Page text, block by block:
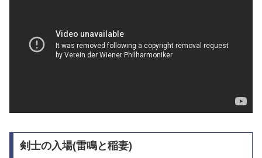
剣士の入場(雷鳴と稲妻)